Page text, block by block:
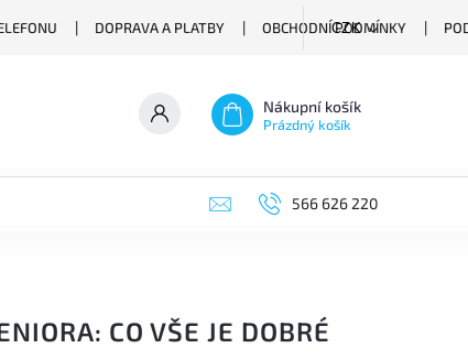
DOPRAVA A PLATBY OBCHODNÍ PODMÍNKY
CZK
Nákupní košík
Prázdný košík
566 626 220
CO VŠE JE DOBRÉ